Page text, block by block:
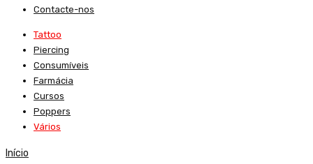
Contacte-nos
Tattoo
Piercing
Consumíveis
Farmácia
Cursos
Poppers
Vários
Início